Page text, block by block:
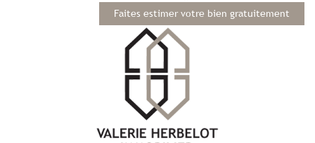
Faites estimer votre bien gratuitement